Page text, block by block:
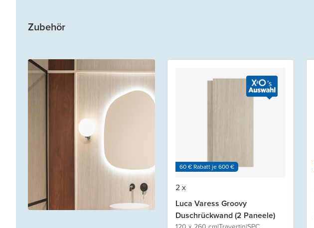
Zubehör
60 € Rabatt je 600 €
2 x
Luca Varess Groovy
Duschrückwand (2 Paneele)